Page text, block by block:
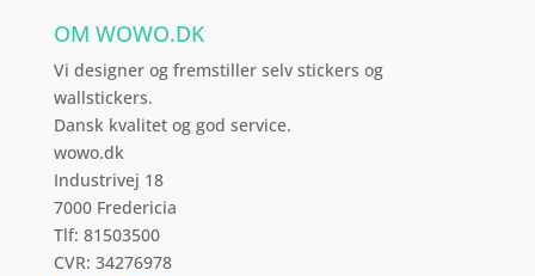
varesiden
OM WOWO.DK
Vi designer og fremstiller selv stickers og
wallstickers.
Dansk kvalitet og god service.
wowo.dk
Industrivej 18
7000 Fredericia
Tlf: 81503500
CVR: 34276978